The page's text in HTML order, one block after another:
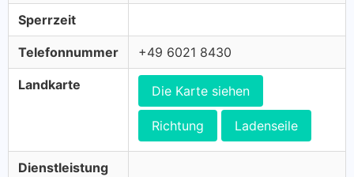
Sperrzeit
Telefonnummer +49 6021 8430
Landkarte Die Karte siehen
Richtung Ladenseile
Dienstleistung